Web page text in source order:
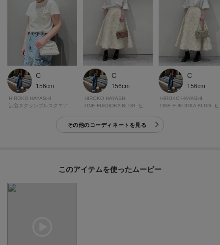
C
156cm
HIROKO HAYASHI
C
156cm
HIROKO HAYASHI
C
156cm
HIROKO HAYASHI
その他のコーディネートを見る
このアイテムを使ったムービー